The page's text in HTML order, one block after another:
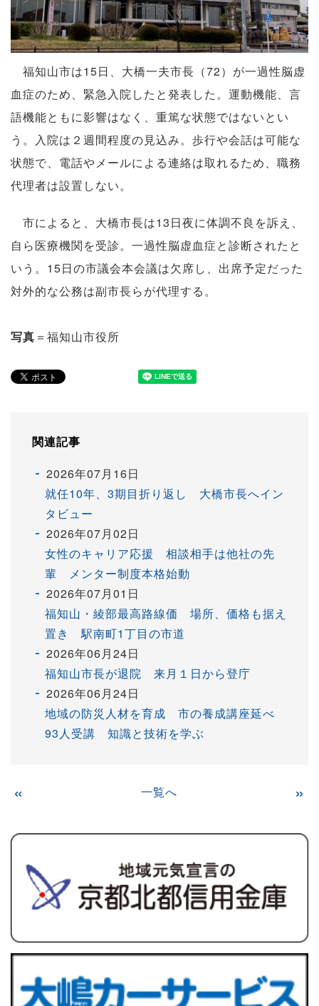
福知山市は15日、大橋一夫市長（72）が一過性脳虚
血症のため、緊急入院したと発表した。運動機能、言
語機能ともに影響はなく、重篤な状態ではないとい
う。入院は２週間程度の見込み。歩行や会話は可能な
状態で、電話やメールによる連絡は取れるため、職務
代理者は設置しない。
市によると、大橋市長は13日夜に体調不良を訴え、
自ら医療機関を受診。一過性脳虚血症と診断されたと
いう。15日の市議会本会議は欠席し、出席予定だった
対外的な公務は副市長らが代理する。
写真 ＝福知山市役所
関連記事
2026年07月16日
就任10年、3期目折り返し 大橋市長へイン
タビュー
2026年07月02日
女性のキャリア応援 相談相手は他社の先
輩 メンター制度本格始動
2026年07月01日
福知山・綾部最高路線価 場所、価格も据え
置き 駅南町1丁目の市道
2026年06月24日
福知山市長が退院 来月１日から登庁
2026年06月24日
地域の防災人材を育成 市の養成講座延べ
93人受講 知識と技術を学ぶ
« 一覧へ